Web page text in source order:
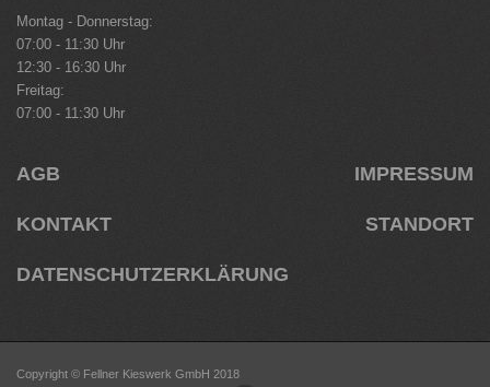
Montag - Donnerstag:
07:00 - 11:30 Uhr
12:30 - 16:30 Uhr
Freitag:
07:00 - 11:30 Uhr
AGB IMPRESSUM
KONTAKT STANDORT
DATENSCHUTZERKLÄRUNG
Copyright © Fellner Kieswerk GmbH 2018